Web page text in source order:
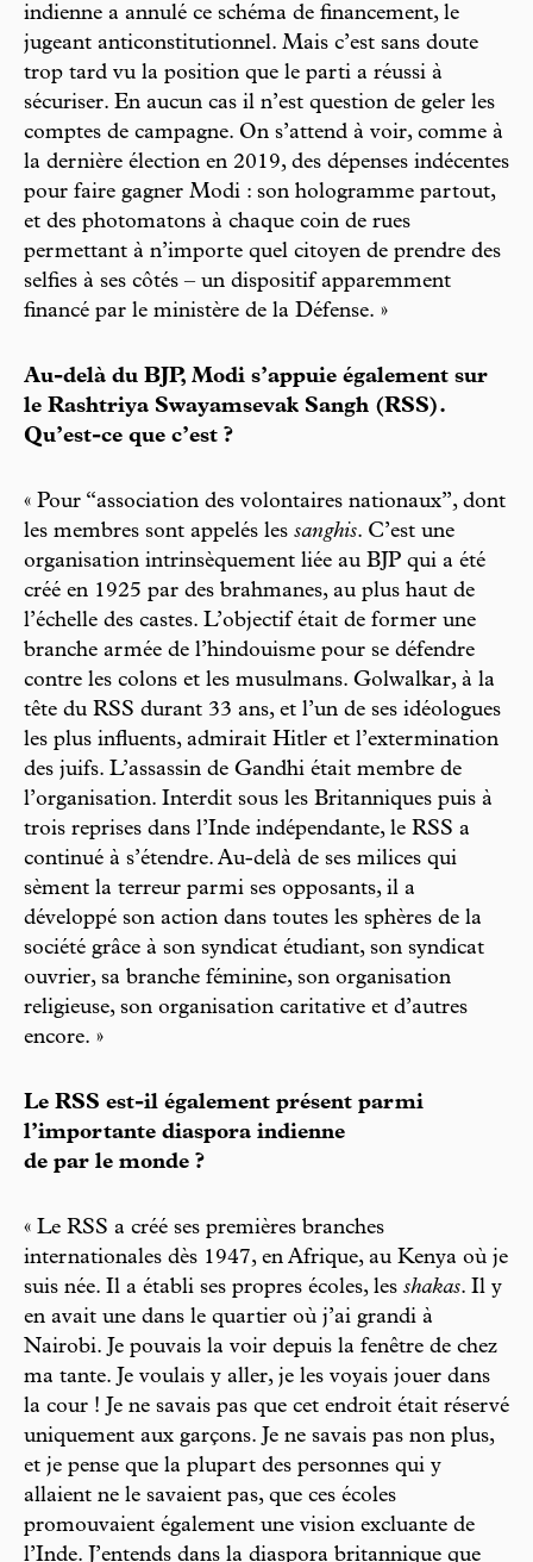
indienne a annulé ce schéma de financement, le
jugeant anticonstitutionnel. Mais c’est sans doute
trop tard vu la position que le parti a réussi à
sécuriser. En aucun cas il n’est question de geler les
comptes de campagne. On s’attend à voir, comme à
la dernière élection en 2019, des dépenses indécentes
pour faire gagner Modi : son hologramme partout,
et des photomatons à chaque coin de rues
permettant à n’importe quel citoyen de prendre des
selfies à ses côtés – un dispositif apparemment
financé par le ministère de la Défense. »
Au-delà du BJP, Modi s’appuie également sur
le Rashtriya Swayamsevak Sangh (RSS).
Qu’est-ce que c’est ?
« Pour “association des volontaires nationaux”, dont
les membres sont appelés les sanghis. C’est une
organisation intrinsèquement liée au BJP qui a été
créé en 1925 par des brahmanes, au plus haut de
l’échelle des castes. L’objectif était de former une
branche armée de l’hindouisme pour se défendre
contre les colons et les musulmans. Golwalkar, à la
tête du RSS durant 33 ans, et l’un de ses idéologues
les plus influents, admirait Hitler et l’extermination
des juifs. L’assassin de Gandhi était membre de
l’organisation. Interdit sous les Britanniques puis à
trois reprises dans l’Inde indépendante, le RSS a
continué à s’étendre. Au-delà de ses milices qui
sèment la terreur parmi ses opposants, il a
développé son action dans toutes les sphères de la
société grâce à son syndicat étudiant, son syndicat
ouvrier, sa branche féminine, son organisation
religieuse, son organisation caritative et d’autres
encore. »
Le RSS est-il également présent parmi
l’importante diaspora indienne
de par le monde ?
« Le RSS a créé ses premières branches
internationales dès 1947, en Afrique, au Kenya où je
suis née. Il a établi ses propres écoles, les shakas. Il y
en avait une dans le quartier où j’ai grandi à
Nairobi. Je pouvais la voir depuis la fenêtre de chez
ma tante. Je voulais y aller, je les voyais jouer dans
la cour ! Je ne savais pas que cet endroit était réservé
uniquement aux garçons. Je ne savais pas non plus,
et je pense que la plupart des personnes qui y
allaient ne le savaient pas, que ces écoles
promouvaient également une vision excluante de
l’Inde. J’entends dans la diaspora britannique que